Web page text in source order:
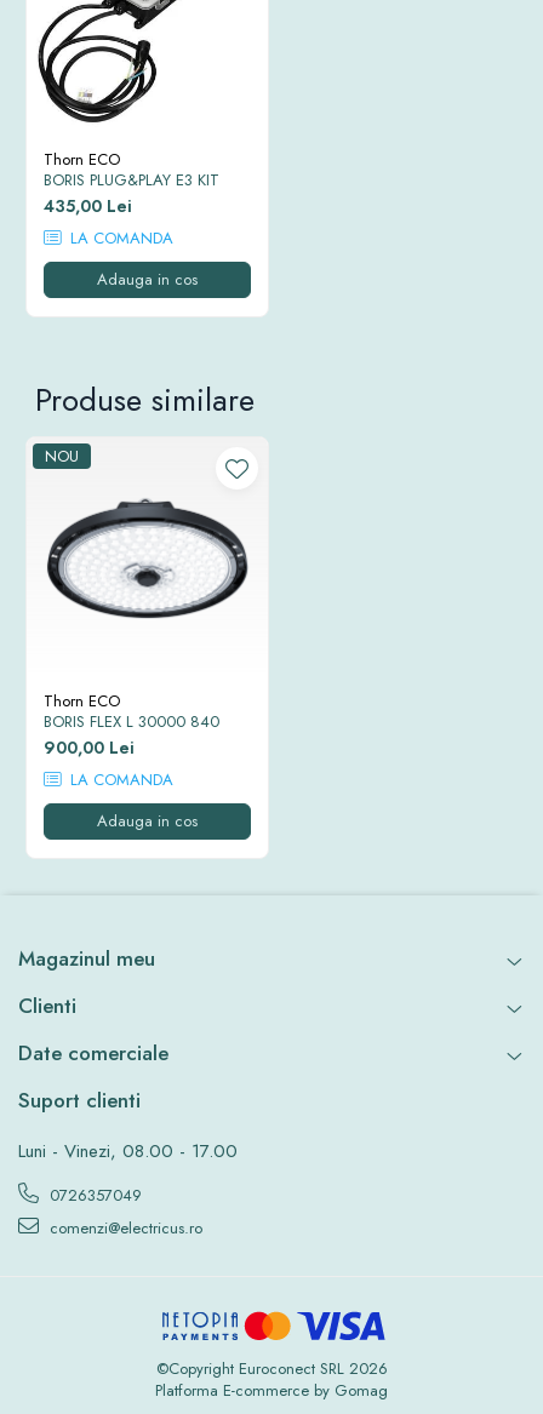
Thorn ECO
BORIS PLUG&PLAY E3 KIT
435,00 Lei
LA COMANDA
Adauga in cos
Produse similare
NOU
Thorn ECO
BORIS FLEX L 30000 840
900,00 Lei
LA COMANDA
Adauga in cos
Magazinul meu
Clienti
Date comerciale
Suport clienti
Luni - Vinezi, 08.00 - 17.00
0726357049
comenzi@electricus.ro
©Copyright Euroconect SRL 2026
Platforma E-commerce by Gomag